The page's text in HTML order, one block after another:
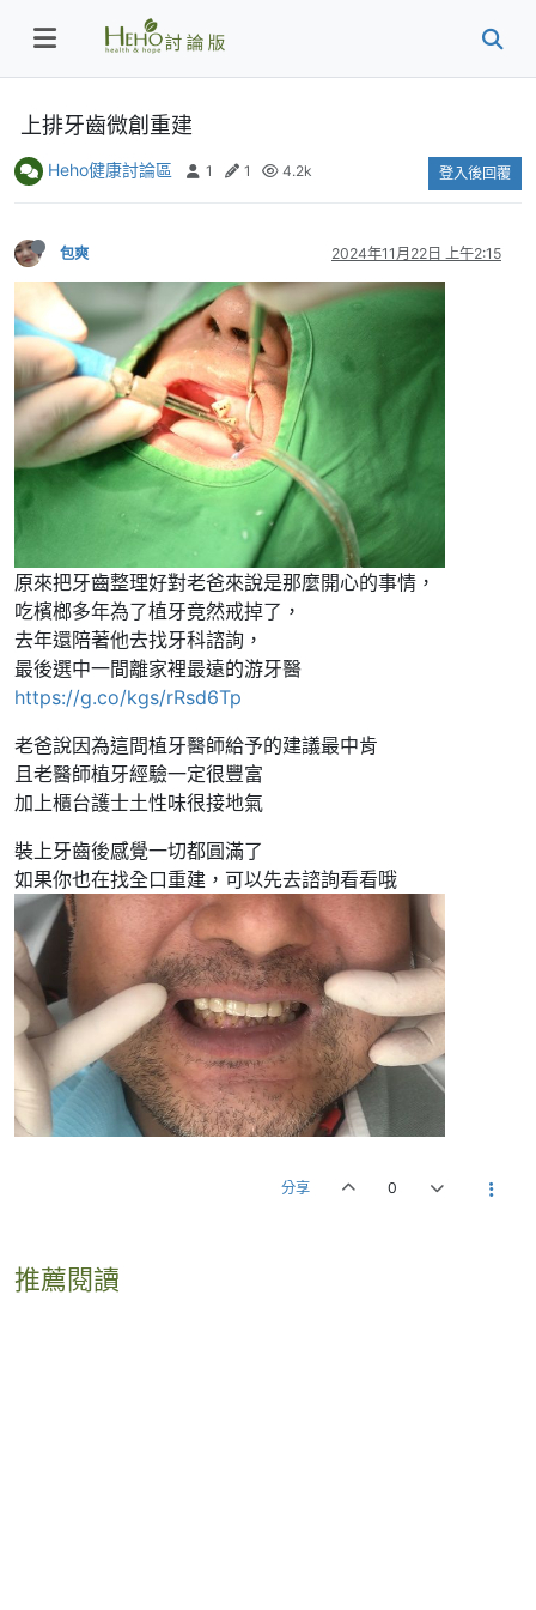
上排牙齒微創重建
Heho健康討論區 1 1 4.2k 登入後回覆
包爽 2024年11月22日 上午2:15
原來把牙齒整理好對老爸來說是那麼開心的事情，
吃檳榔多年為了植牙竟然戒掉了，
去年還陪著他去找牙科諮詢，
最後選中一間離家裡最遠的游牙醫
https://g.co/kgs/rRsd6Tp
老爸說因為這間植牙醫師給予的建議最中肯
且老醫師植牙經驗一定很豐富
加上櫃台護士土性味很接地氣
裝上牙齒後感覺一切都圓滿了
如果你也在找全口重建，可以先去諮詢看看哦
分享 0
推薦閱讀